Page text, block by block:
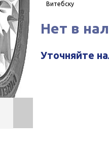
Витебску
Нет в
Уточняйте